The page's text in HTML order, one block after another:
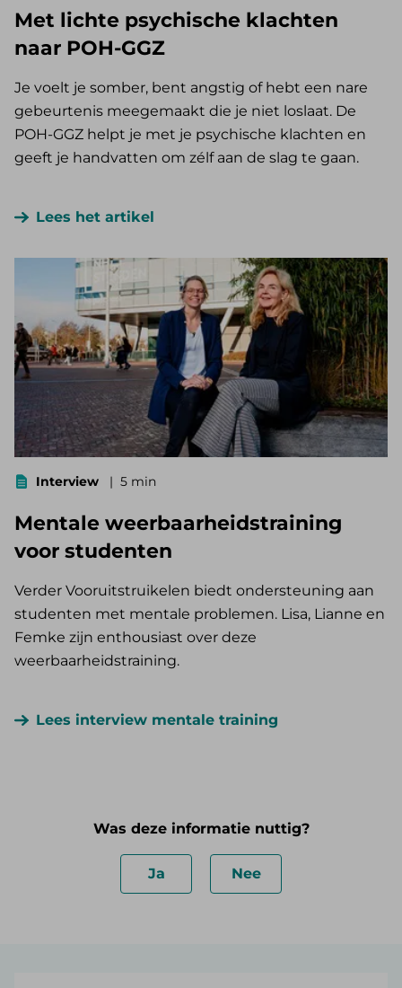
Met lichte psychische klachten
naar POH-GGZ
Je voelt je somber, bent angstig of hebt een nare
gebeurtenis meegemaakt die je niet loslaat. De
POH-GGZ helpt je met je psychische klachten en
geeft je handvatten om zélf aan de slag te gaan.
Lees het artikel
Interview 5 min
Mentale weerbaarheidstraining
voor studenten
Verder Vooruitstruikelen biedt ondersteuning aan
studenten met mentale problemen. Lisa, Lianne en
Femke zijn enthousiast over deze
weerbaarheidstraining.
Lees interview mentale training
Was deze informatie nuttig?
Ja Nee